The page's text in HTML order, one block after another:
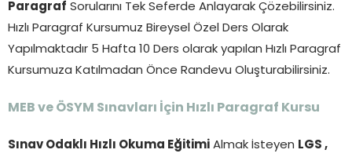
Paragraf Sorularını Tek Seferde Anlayarak Çözebilirsiniz.
Hızlı Paragraf Kursumuz Bireysel Özel Ders Olarak
Yapılmaktadır 5 Hafta 10 Ders olarak yapılan Hızlı Paragraf
Kursumuza Katılmadan Önce Randevu Oluşturabilirsiniz.
MEB ve ÖSYM Sınavları İçin Hızlı Paragraf Kursu
Sınav Odaklı Hızlı Okuma Eğitimi Almak İsteyen LGS ,